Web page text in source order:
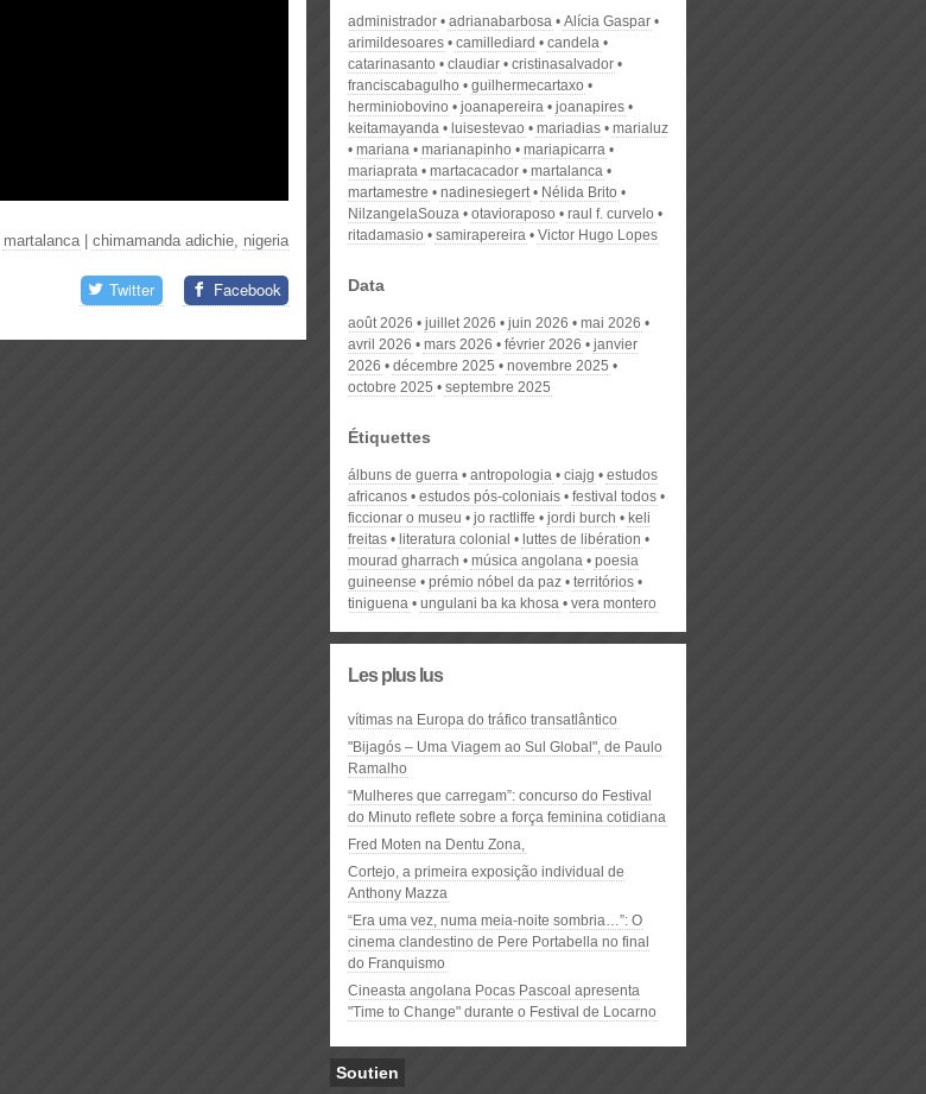
martalanca| chimamanda adichie, nigeria
Twitter Facebook
administrador adrianabarbosa
Alícia Gaspar
arimildesoares
camillediard
candela
catarinasanto
claudiar
cristinasalvador
franciscabagulho
guilhermecartaxo
herminiobovino
joanapereira
joanapires
keitamayanda
luisestevao mariadias
marialuz
mariana
marianapinho
mariapicarra
mariaprata
martacacador
martalanca
martamestre
nadinesiegert
Nélida Brito
NilzangelaSouza
otavioraposo
raul f. curvelo
ritadamasio
samirapereira Victor Hugo Lopes
Data
août 2026 juillet 2026 juin 2026
mai 2026
avril 2026
mars 2026 février 2026
janvier
2026
décembre 2025
novembre 2025
octobre 2025
septembre 2025
Étiquettes
álbuns de guerra antropologia ciajg
estudos
africanos
estudos pós-coloniais
festival todos
ficcionar o museu
jo ractliffe jordi burch
keli
freitas
literatura colonial
luttes de libération
mourad gharrach
música angolana
poesia
guineense
prémio nóbel da paz
territórios
tiniguena
ungulani ba ka khosa vera montero
Les plus lus
vítimas na Europa do tráfico transatlântico
"Bijagós – Uma Viagem ao Sul Global", de Paulo
Ramalho
“Mulheres que carregam”: concurso do Festival
do Minuto reflete sobre a força feminina cotidiana
Fred Moten na Dentu Zona,
Cortejo, a primeira exposição individual de
Anthony Mazza
“Era uma vez, numa meia-noite sombria…”: O
cinema clandestino de Pere Portabella no final
do Franquismo
Cineasta angolana Pocas Pascoal apresenta
"Time to Change" durante o Festival de Locarno
Soutien